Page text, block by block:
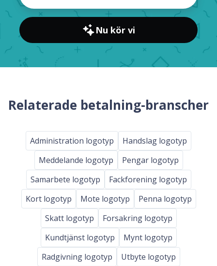
Nu kör vi
Relaterade betalning-branscher
Administration logotyp
Handslag logotyp
Meddelande logotyp
Pengar logotyp
Samarbete logotyp
Fackforening logotyp
Kort logotyp
Mote logotyp
Penna logotyp
Skatt logotyp
Forsakring logotyp
Kundtjänst logotyp
Mynt logotyp
Radgivning logotyp
Utbyte logotyp